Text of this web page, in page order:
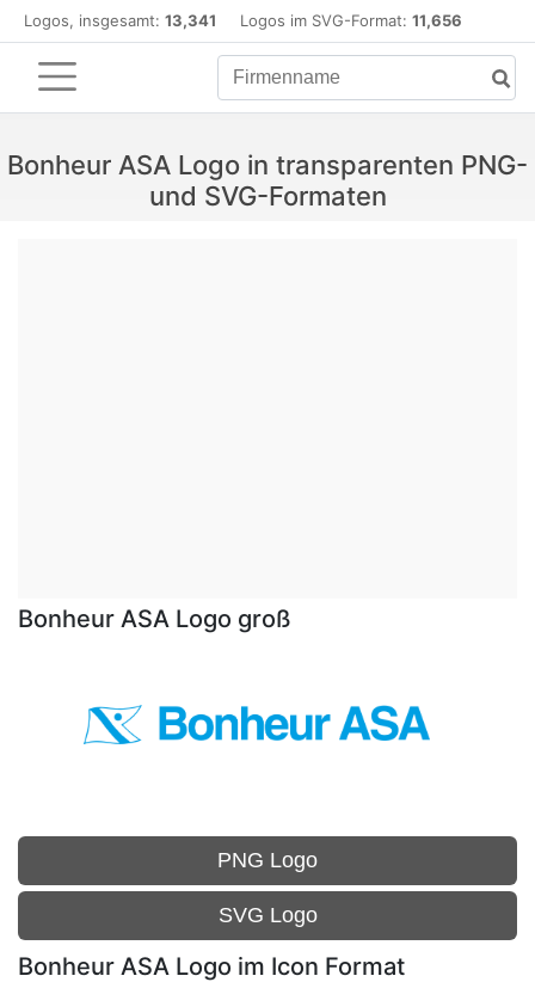
Logos, insgesamt: 13,341 Logos im SVG-Format: 11,656
Bonheur ASA Logo in transparenten PNG-
und SVG-Formaten
Bonheur ASA Logo groß
PNG Logo
SVG Logo
Bonheur ASA Logo im Icon Format